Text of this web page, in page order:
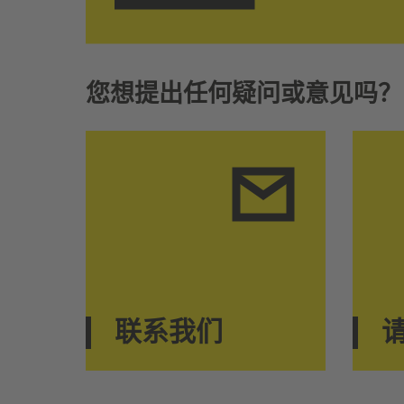
您想提出任何疑问或意见吗？
联系我们